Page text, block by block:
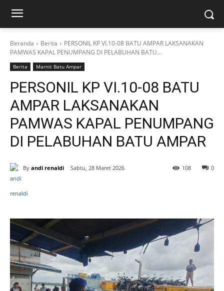
Beranda Berita
PERSONIL KP VI.10-08 BATU AMPAR LAKSANAKAN
PAMWAS KAPAL PENUMPANG DI PELABUHAN BATU...
Berita Marnit Batu Ampar
PERSONIL KP VI.10-08 BATU
AMPAR LAKSANAKAN
PAMWAS KAPAL PENUMPANG
DI PELABUHAN BATU AMPAR
By andi renaldi Sabtu, 28 Maret 2026 0
108